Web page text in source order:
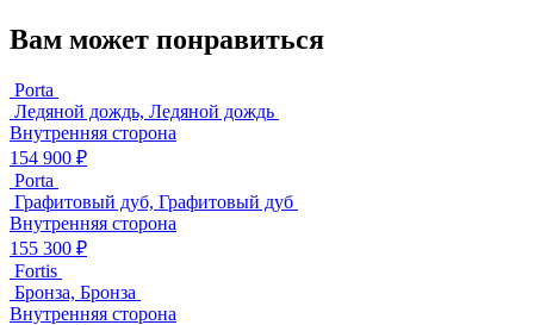
Вам может понравиться
Porta
Ледяной дождь, Ледяной дождь
Внутренняя сторона
154 900 ₽
Porta
Графитовый дуб, Графитовый дуб
Внутренняя сторона
155 300 ₽
Fortis
Бронза, Бронза
Внутренняя сторона